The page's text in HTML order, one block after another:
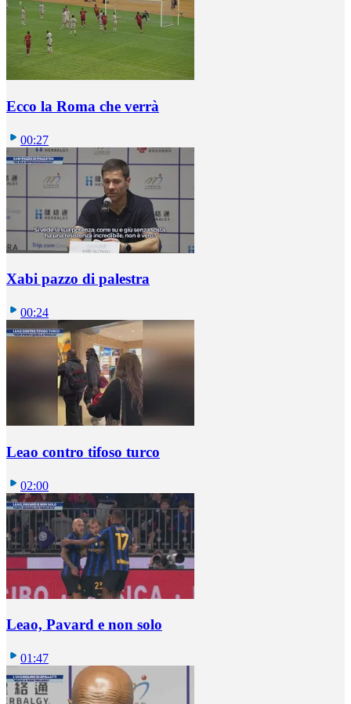
Ecco la Roma che verrà
00:27
Xabi pazzo di palestra
00:24
Leao contro tifoso turco
02:00
Leao, Pavard e non solo
01:47